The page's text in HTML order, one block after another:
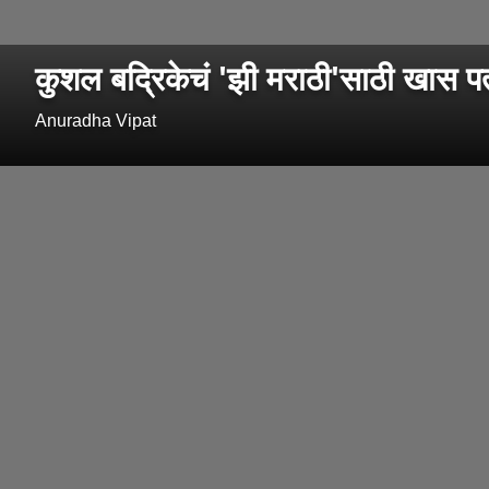
कुशल बद्रिकेचं 'झी मराठी'साठी खास
Anuradha Vipat